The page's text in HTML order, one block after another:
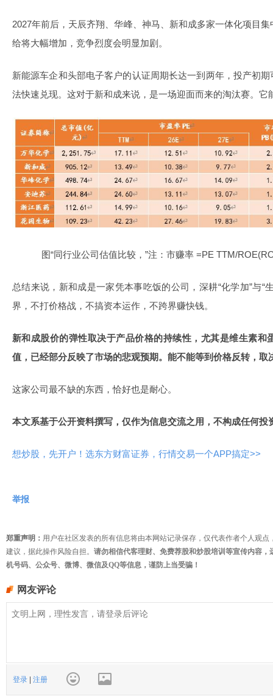
2027年前后，天辰齐翔、华峰、神马、新和成多家一体化项目
给将大幅增加，竞争烈度会明显加剧。
新能源车企和头部电子客户的认证周期长达一到两年，投产初
法快速兑现。这对于新和成来说，是一场迎面而来的淘汰赛。它
图“同行业公司估值比较，”注：市赚率 =PE TTM/
总结来说，新和成是一家凭本事吃饭的公司，深耕“化学加”与“
界，不打价格战，不搞资本运作，不跨界赚快钱。
新和成股价的弹性取决于产品价格的持续性，尤其是维生素和
值，已经部分反映了市场的悲观预期。能不能等到价格反转，取
这家公司最不缺的东西，恰好也是耐心。
本文系基于公开资料撰写，仅作为信息交流之用，不构成任何投
想炒股，先开户！选东方财富证券，行情交易一个APP搞定>>
举报
郑重声明： 用户在社区发表的所有信息将由本网站记录保存，仅代表作者个人观
建议，据此操作风险自担。 请勿相信代客理财、免费荐股和炒股培训等宣传内容
机号码、公众号、微博、微信及QQ等信息，谨防上当受骗！
网友评论
登录 | 注册